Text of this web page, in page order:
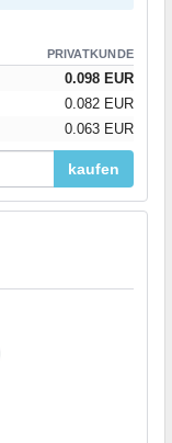
PRIVATKUNDE
0.098 EUR
0.082 EUR
0.063 EUR
kaufen